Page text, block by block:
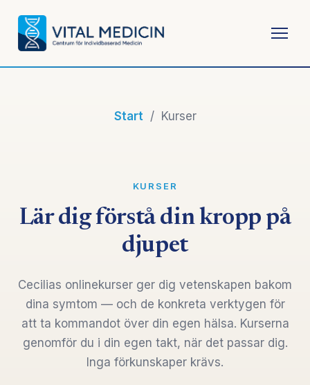
Föreläsningar
Start/ Kurser
KURSER
Lär dig förstå din kropp på
djupet
Cecilias onlinekurser ger dig vetenskapen bakom
dina symtom — och de konkreta verktygen för
att ta kommandot över din egen hälsa. Kurserna
genomför du i din egen takt, när det passar dig.
Inga förkunskaper krävs.